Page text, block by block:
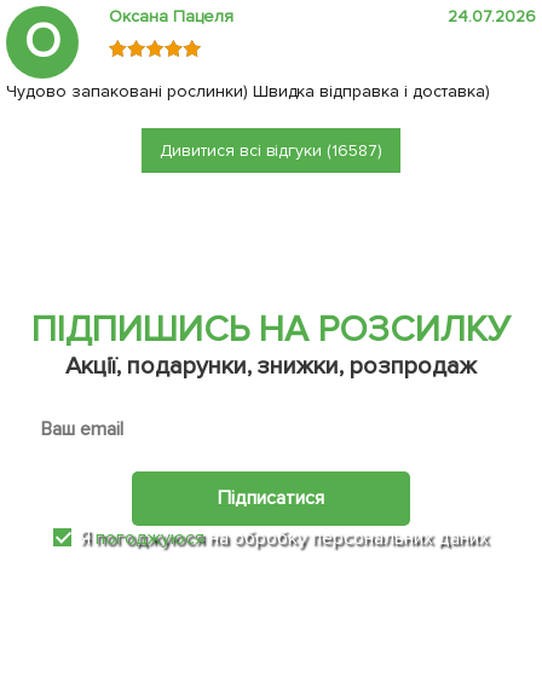
О Оксана Пацеля 24.07.2026
Чудово запаковані рослинки) Швидка відправка і доставка)
Дивитися всі відгуки (16587)
ПІДПИШИСЬ НА РОЗСИЛКУ
Акції, подарунки, знижки, розпродаж
Підписатися
Япогоджуюся на обробку персональних даних